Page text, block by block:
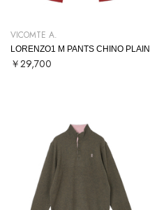
VICOMTE A.
LORENZO1 M PANTS CHINO PLAIN
￥29,700